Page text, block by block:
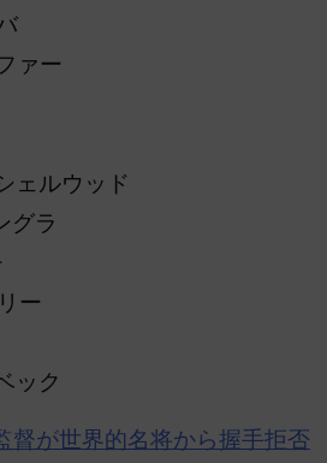
ァー
ェルウッド
グラ
ー
ック
督が世界的名将から握手拒否